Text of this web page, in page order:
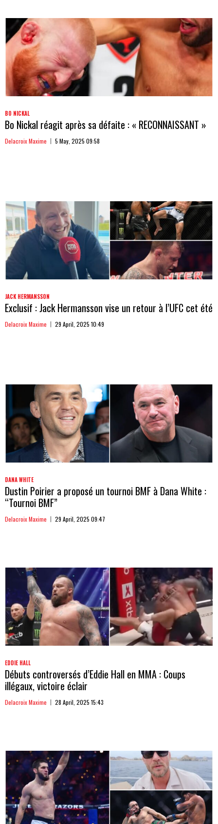
BO NICKAL
Bo Nickal réagit après sa défaite : « RECONNAISSANT »
Delacroix Maxime 5 May, 2025 09:58
JACK HERMANSSON
Exclusif : Jack Hermansson vise un retour à l’UFC cet été
Delacroix Maxime 29 April, 2025 10:49
DANA WHITE
Dustin Poirier a proposé un tournoi BMF à Dana White :
“Tournoi BMF”
Delacroix Maxime 29 April, 2025 09:47
EDDIE HALL
Débuts controversés d’Eddie Hall en MMA : Coups
illégaux, victoire éclair
Delacroix Maxime 28 April, 2025 15:43